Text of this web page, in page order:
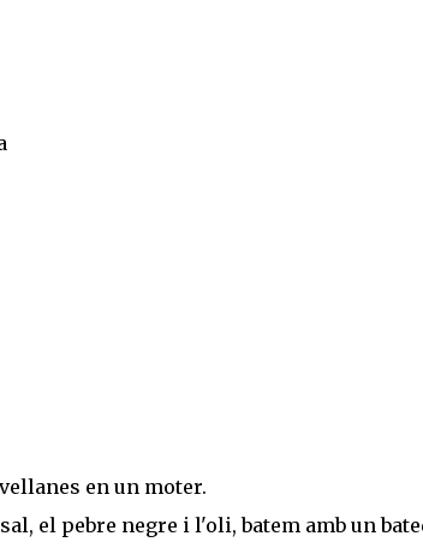
en un moter.
el pebre negre i l'oli, batem amb un